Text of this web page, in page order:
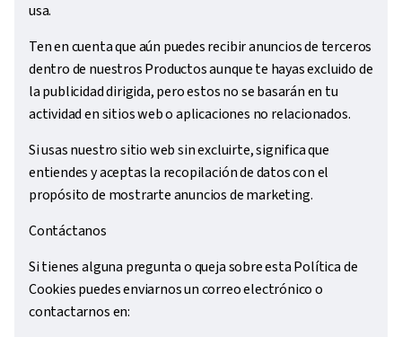
usa.
Ten en cuenta que aún puedes recibir anuncios de terceros
dentro de nuestros Productos aunque te hayas excluido de
la publicidad dirigida, pero estos no se basarán en tu
actividad en sitios web o aplicaciones no relacionados.
Si usas nuestro sitio web sin excluirte, significa que
entiendes y aceptas la recopilación de datos con el
propósito de mostrarte anuncios de marketing.
Contáctanos
Si tienes alguna pregunta o queja sobre esta Política de
Cookies puedes enviarnos un correo electrónico o
contactarnos en: